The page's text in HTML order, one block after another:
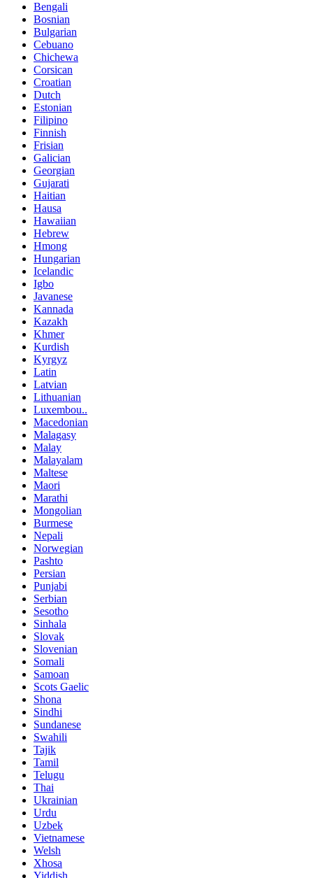
Bengali
Bosnian
Bulgarian
Cebuano
Chichewa
Corsican
Croatian
Dutch
Estonian
Filipino
Finnish
Frisian
Galician
Georgian
Gujarati
Haitian
Hausa
Hawaiian
Hebrew
Hmong
Hungarian
Icelandic
Igbo
Javanese
Kannada
Kazakh
Khmer
Kurdish
Kyrgyz
Latin
Latvian
Lithuanian
Luxembou..
Macedonian
Malagasy
Malay
Malayalam
Maltese
Maori
Marathi
Mongolian
Burmese
Nepali
Norwegian
Pashto
Persian
Punjabi
Serbian
Sesotho
Sinhala
Slovak
Slovenian
Somali
Samoan
Scots Gaelic
Shona
Sindhi
Sundanese
Swahili
Tajik
Tamil
Telugu
Thai
Ukrainian
Urdu
Uzbek
Vietnamese
Welsh
Xhosa
Yiddish